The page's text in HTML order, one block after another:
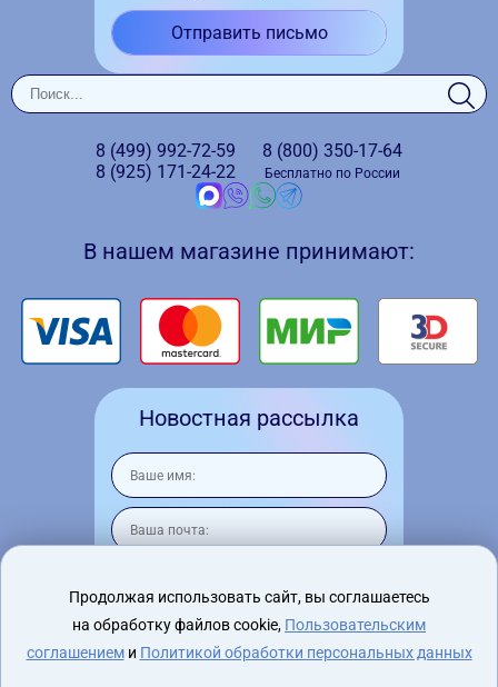
Отправить письмо
8 (499) 992-72-59
8 (925) 171-24-22
8 (800) 350-17-64
Бесплатно по России
В нашем магазине принимают:
Новостная рассылка
Я согласен на обработку персональных
данных
Продолжая использовать сайт, вы соглашаетесь
на обработку файлов cookie, Пользовательским
соглашениеми Политикой обработки персональных данных